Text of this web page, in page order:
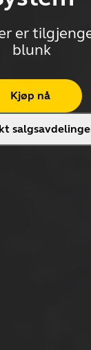
er
blunk
Kjøp nå